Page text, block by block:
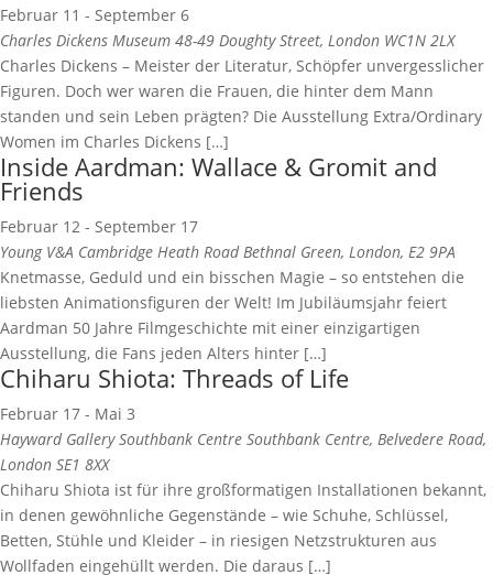
Februar 11 - September 6
Charles Dickens Museum 48-49 Doughty Street, London WC1N 2LX
Charles Dickens – Meister der Literatur, Schöpfer unvergesslicher
Figuren. Doch wer waren die Frauen, die hinter dem Mann
standen und sein Leben prägten? Die Ausstellung Extra/Ordinary
Women im Charles Dickens […]
Inside Aardman: Wallace & Gromit and
Friends
Februar 12 - September 17
Young V&A Cambridge Heath Road Bethnal Green, London, E2 9PA
Knetmasse, Geduld und ein bisschen Magie – so entstehen die
liebsten Animationsfiguren der Welt! Im Jubiläumsjahr feiert
Aardman 50 Jahre Filmgeschichte mit einer einzigartigen
Ausstellung, die Fans jeden Alters hinter […]
Chiharu Shiota: Threads of Life
Februar 17 - Mai 3
Hayward Gallery Southbank Centre Southbank Centre, Belvedere Road,
London SE1 8XX
Chiharu Shiota ist für ihre großformatigen Installationen bekannt,
in denen gewöhnliche Gegenstände – wie Schuhe, Schlüssel,
Betten, Stühle und Kleider – in riesigen Netzstrukturen aus
Wollfaden eingehüllt werden. Die daraus […]